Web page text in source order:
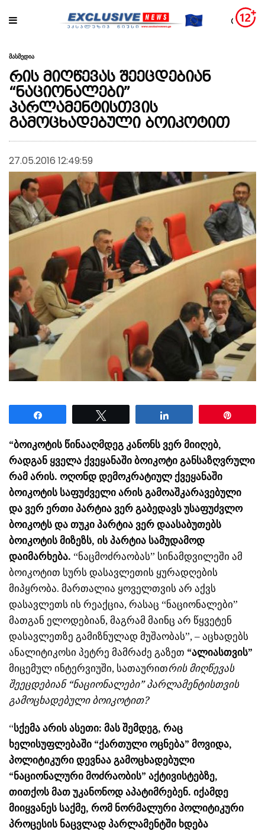
მასმედია
რის მიღწევას შეეცდებიან
“ნაციონალები”
პარლამენტისთვის
გამოცხადებული ბოიკოტით
27.05.2016 12:49:59
“ბოიკოტის წინააღმდეგ კანონს ვერ მიიღებ,
რადგან ყველა ქვეყანაში ბოიკოტი განსაზღვრული
რამ არის. ოღონდ დემოკრატიულ ქვეყანაში
ბოიკოტის საფუძველი არის გამოაშკარავებული
და ვერ ერთი პარტია ვერ გაბედავს უსაფუძვლო
ბოიკოტს და თუკი პარტია ვერ დაასაბუთებს
ბოიკოტის მიზეზს, ის პარტია სამუდამოდ
დაიმარხება. “ნაცმოძრაობას” სინამდვილეში ამ
ბოიკოტით სურს დასავლეთის ყურადღების
მიპყრობა. მართალია ყოველთვის არ აქვს
დასავლეთს ის რეაქცია, რასაც “ნაციონალები”
მათგან ელოდებიან, მაგრამ მაინც არ წყვეტენ
დასავლეთზე გამიზნულად მუშაობას”, – აცხადებს
ანალიტიკოსი პეტრე მამრაძე გაზეთ “ალიასთვის”
მიცემულ ინტერვიუში, სათაურითრის მიღწევას
შეეცდებიან “ნაციონალები” პარლამენტისთვის
გამოცხადებული ბოიკოტით?
“სქემა არის ასეთი: მას შემდეგ, რაც
ხელისუფლებაში “ქართული ოცნება” მოვიდა,
პოლიტიკური დევნაა გამოცხადებული
“ნაციონალური მოძრაობის” აქტივისტებზე,
თითქოს მათ უკანონოდ აპატიმრებენ. იქამდე
მიიყვანეს საქმე, რომ ნორმალური პოლიტიკური
პროცესის ნაცვლად პარლამენტში ხდება